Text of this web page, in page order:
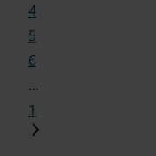
4
5
6
...
1